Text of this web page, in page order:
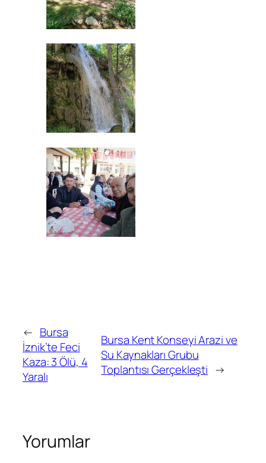
← Bursa
İznik’te Feci
Kaza: 3 Ölü, 4
Yaralı
Bursa Kent Konseyi Arazi ve
Su Kaynakları Grubu
Toplantısı Gerçekleşti →
Yorumlar